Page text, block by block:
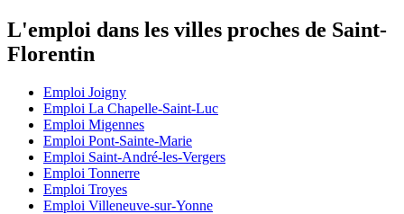
L'emploi dans les villes proches de Saint-
Florentin
Emploi Joigny
Emploi La Chapelle-Saint-Luc
Emploi Migennes
Emploi Pont-Sainte-Marie
Emploi Saint-André-les-Vergers
Emploi Tonnerre
Emploi Troyes
Emploi Villeneuve-sur-Yonne